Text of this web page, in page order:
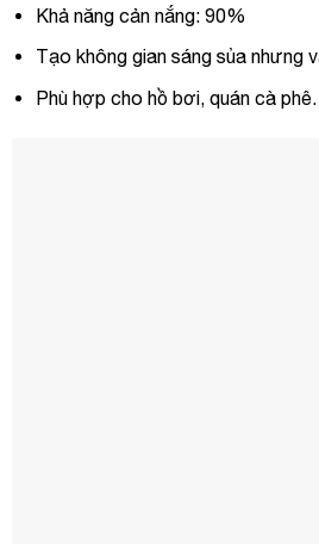
Khả năng cản nắng: 90%
Tạo không gian sáng sủa nhưng
Phù hợp cho hồ bơi, quán cà